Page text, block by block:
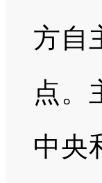
方自
点。
中央